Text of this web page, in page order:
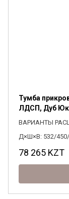
Тумба
ЛДСП, Дуб
ВАРИАНТЫ
Д×Ш×В: 532/
78 265 KZT